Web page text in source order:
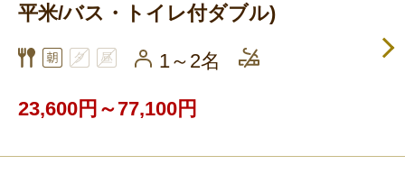
平米/バス・トイレ付ダブル)
1～2名
23,600円～77,100円